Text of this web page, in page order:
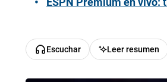
Escuchar Leer resumen